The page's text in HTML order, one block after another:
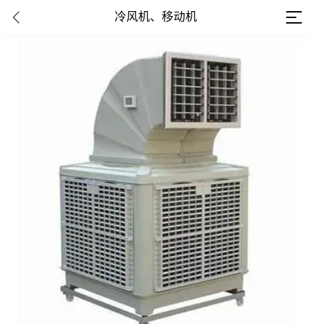
冷风机、移动机